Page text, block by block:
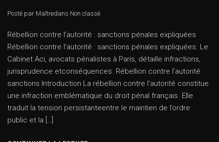
Posté par Maîtredans Non classé
Rébellion contre l’autorité : sanctions pénales expliquées
Rébellion contre l’autorité : sanctions pénales expliquées. Le
Cabinet Aci, avocats pénalistes à Paris, détaille infractions,
jurisprudence etconséquences. Rébellion contre l’autorité :
sanctions Introduction La rébellion contre l’autorité constitue
une infraction emblématique du droit pénal français. Elle
traduit la tension persistanteentre le maintien de l’ordre
public et la […]